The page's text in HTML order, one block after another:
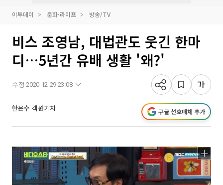
이투데이 문화·라이프 방송/TV
비스 조영남, 대법관도 웃긴 한마
디…5년간 유배 생활 '왜?'
수정 2020-12-29 23:08
한은수 객원기자 구글 선호매체 추가